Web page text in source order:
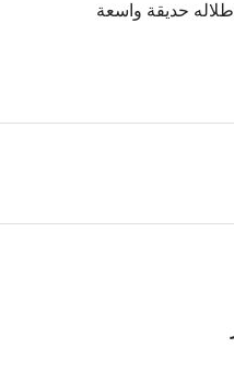
إطلاله حديقة واسعة